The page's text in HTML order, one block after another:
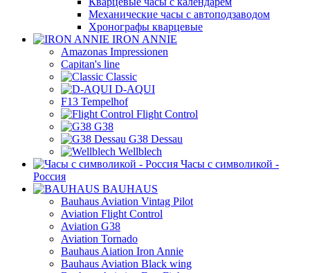
Механические часы с автоподзаводом
Хронографы кварцевые
IRON ANNIE
Amazonas Impressionen
Capitan's line
Classic
D-AQUI
F13 Tempelhof
Flight Control
G38
G38 Dessau
Wellblech
Часы с символикой -
Россия
BAUHAUS
Bauhaus Aviation Vintag Pilot
Aviation Flight Control
Aviation G38
Aviation Tornado
Bauhaus Aiation Iron Annie
Bauhaus Aviation Black wing